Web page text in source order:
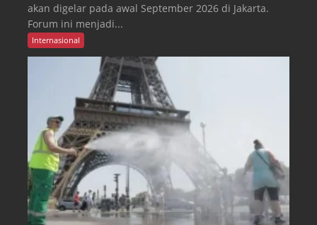
akan digelar pada awal September 2026 di Jakarta.
Forum ini menjadi...
Internasional